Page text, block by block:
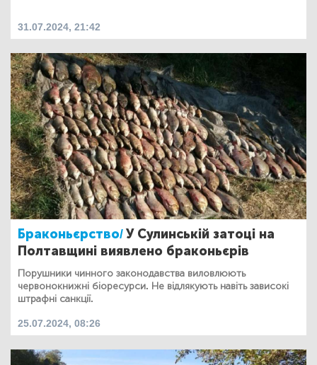
31.07.2024, 21:42
Браконьєрство/У Сулинській затоці на
Полтавщині виявлено браконьєрів
Порушники чинного законодавства виловлюють
червонокнижні біоресурси. Не відлякують навіть зависокі
штрафні санкції.
25.07.2024, 08:26